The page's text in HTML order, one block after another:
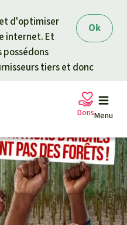
Ok
d'optimiser
internet. Et
possédons
tiers et donc
Menu
Dons
capital